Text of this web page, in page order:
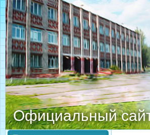
Официальный